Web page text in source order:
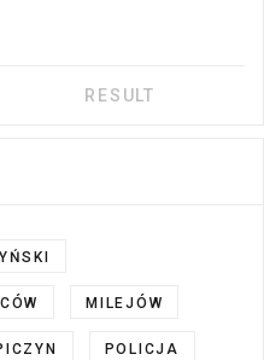
MILEJÓW
POLICJA